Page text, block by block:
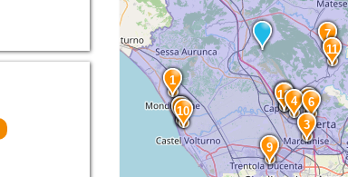
13
12
11
10
9
8
7
6
5
4
3
2
1